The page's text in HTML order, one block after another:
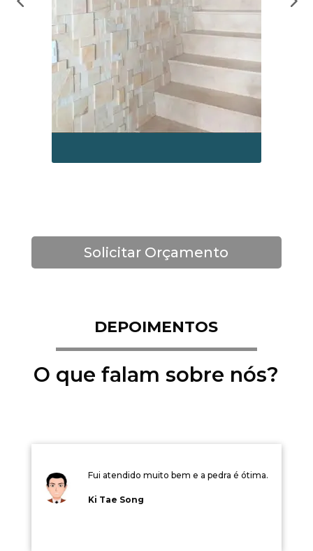
Solicitar Orçamento
DEPOIMENTOS
O que falam sobre nós?
Fui atendido muito bem e a pedra é ótima.
Ki Tae Song